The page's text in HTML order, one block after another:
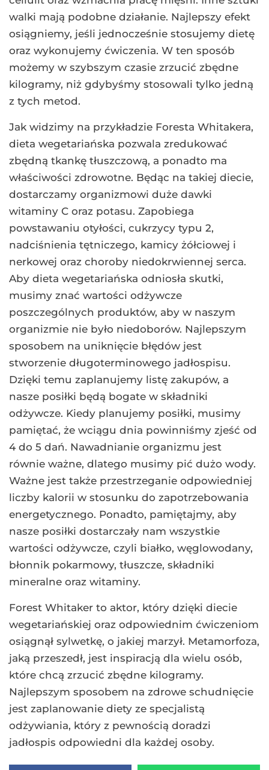
walki mają podobne działanie. Najlepszy efekt
osiągniemy, jeśli jednocześnie stosujemy dietę
oraz wykonujemy ćwiczenia. W ten sposób
możemy w szybszym czasie zrzucić zbędne
kilogramy, niż gdybyśmy stosowali tylko jedną
z tych metod.
Jak widzimy na przykładzie Foresta Whitakera,
dieta wegetariańska pozwala zredukować
zbędną tkankę tłuszczową, a ponadto ma
właściwości zdrowotne. Będąc na takiej diecie,
dostarczamy organizmowi duże dawki
witaminy C oraz potasu. Zapobiega
powstawaniu otyłości, cukrzycy typu 2,
nadciśnienia tętniczego, kamicy żółciowej i
nerkowej oraz choroby niedokrwiennej serca.
Aby dieta wegetariańska odniosła skutki,
musimy znać wartości odżywcze
poszczególnych produktów, aby w naszym
organizmie nie było niedoborów. Najlepszym
sposobem na uniknięcie błędów jest
stworzenie długoterminowego jadłospisu.
Dzięki temu zaplanujemy listę zakupów, a
nasze posiłki będą bogate w składniki
odżywcze. Kiedy planujemy posiłki, musimy
pamiętać, że wciągu dnia powinniśmy zjeść od
4 do 5 dań. Nawadnianie organizmu jest
równie ważne, dlatego musimy pić dużo wody.
Ważne jest także przestrzeganie odpowiedniej
liczby kalorii w stosunku do zapotrzebowania
energetycznego. Ponadto, pamiętajmy, aby
nasze posiłki dostarczały nam wszystkie
wartości odżywcze, czyli białko, węglowodany,
błonnik pokarmowy, tłuszcze, składniki
mineralne oraz witaminy.
Forest Whitaker to aktor, który dzięki diecie
wegetariańskiej oraz odpowiednim ćwiczeniom
osiągnął sylwetkę, o jakiej marzył. Metamorfoza,
jaką przeszedł, jest inspiracją dla wielu osób,
które chcą zrzucić zbędne kilogramy.
Najlepszym sposobem na zdrowe schudnięcie
jest zaplanowanie diety ze specjalistą
odżywiania, który z pewnością doradzi
jadłospis odpowiedni dla każdej osoby.